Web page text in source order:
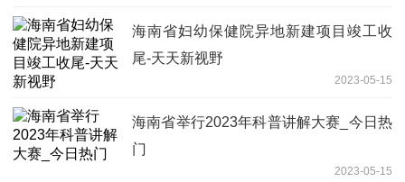
海南省妇幼保健院异地新建项目竣工收
尾-天天新视野
2023-05-15
海南省举行2023年科普讲解大赛_今日热
门
2023-05-15